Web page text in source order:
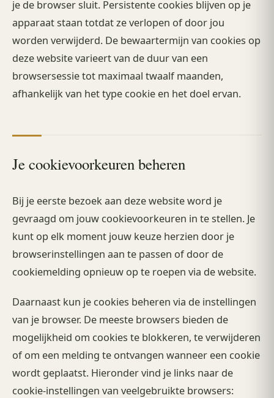
je de browser sluit. Persistente cookies blijven op je
apparaat staan totdat ze verlopen of door jou
worden verwijderd. De bewaartermijn van cookies op
deze website varieert van de duur van een
browsersessie tot maximaal twaalf maanden,
afhankelijk van het type cookie en het doel ervan.
Je cookievoorkeuren beheren
Bij je eerste bezoek aan deze website word je
gevraagd om jouw cookievoorkeuren in te stellen. Je
kunt op elk moment jouw keuze herzien door je
browserinstellingen aan te passen of door de
cookiemelding opnieuw op te roepen via de website.
Daarnaast kun je cookies beheren via de instellingen
van je browser. De meeste browsers bieden de
mogelijkheid om cookies te blokkeren, te verwijderen
of om een melding te ontvangen wanneer een cookie
wordt geplaatst. Hieronder vind je links naar de
cookie-instellingen van veelgebruikte browsers: